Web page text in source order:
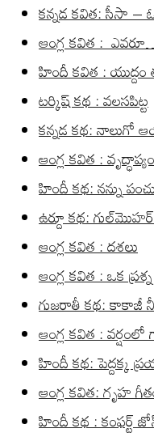
కన్నడ కవిత: సీసా –
ఆంగ్ల కవిత :
హిందీ కవిత :
టర్కిష్ కథ : వలసపిట్ట
కన్నడ కథ: నాలుగో
ఆంగ్ల కవిత :
హిందీ కథ: నన్ను
ఉర్దూ కథ:
ఆంగ్ల కవిత : దశలు
ఆంగ్ల కవిత : ఒక ప్రశ్న
గుజరాతీ కథ: కాకాజీ
ఆంగ్ల కవిత :
హిందీ కథ: పెద్దక్క
ఆంగ్ల కవిత: గృహ
హిందీ కథ : కంఫర్ట్